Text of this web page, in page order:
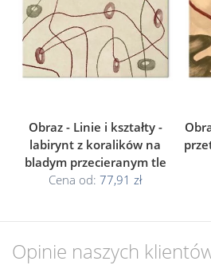
Obraz - Linie i kształty -
labirynt z koralików na
bladym przecieranym tle
Cena od: 77,91 zł
Opinie naszych